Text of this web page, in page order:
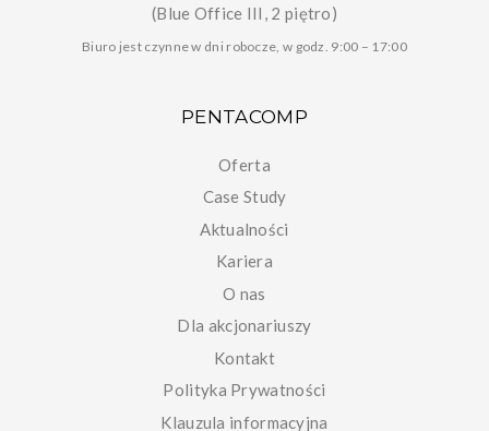
(Blue Office III, 2 piętro)
Biuro jest czynne w dni robocze, w godz. 9:00 – 17:00
PENTACOMP
Oferta
Case Study
Aktualności
Kariera
O nas
Dla akcjonariuszy
Kontakt
Polityka Prywatności
Klauzula informacyjna